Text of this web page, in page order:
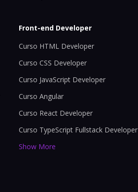
Front-end Developer
Curso HTML Developer
Curso CSS Developer
Curso JavaScript Developer
Curso Angular
Curso React Developer
Curso TypeScript Fullstack Developer
Show More